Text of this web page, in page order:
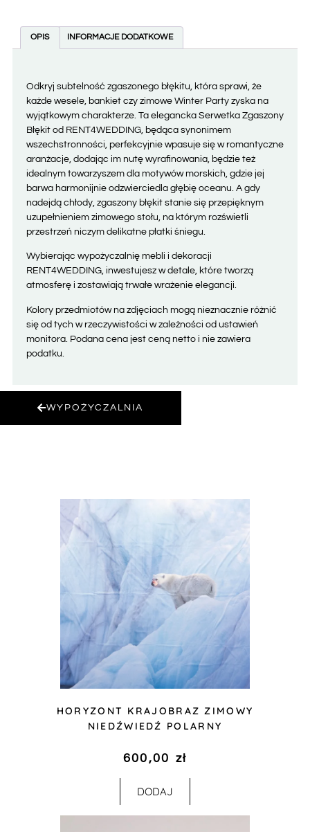
OPIS INFORMACJE DODATKOWE
Odkryj subtelność zgaszonego błękitu, która sprawi, że
każde wesele, bankiet czy zimowe Winter Party zyska na
wyjątkowym charakterze. Ta elegancka Serwetka Zgaszony
Błękit od RENT4WEDDING, będąca synonimem
wszechstronności, perfekcyjnie wpasuje się w romantyczne
aranżacje, dodając im nutę wyrafinowania, będzie też
idealnym towarzyszem dla motywów morskich, gdzie jej
barwa harmonijnie odzwierciedla głębię oceanu. A gdy
nadejdą chłody, zgaszony błękit stanie się przepięknym
uzupełnieniem zimowego stołu, na którym rozświetli
przestrzeń niczym delikatne płatki śniegu.
Wybierając wypożyczalnię mebli i dekoracji
RENT4WEDDING, inwestujesz w detale, które tworzą
atmosferę i zostawiają trwałe wrażenie elegancji.
Kolory przedmiotów na zdjęciach mogą nieznacznie różnić
się od tych w rzeczywistości w zależności od ustawień
monitora. Podana cena jest ceną netto i nie zawiera
podatku.
WYPOŻYCZALNIA
HORYZONT KRAJOBRAZ ZIMOWY
NIEDŹWIEDŹ POLARNY
600,00 zł
DODAJ